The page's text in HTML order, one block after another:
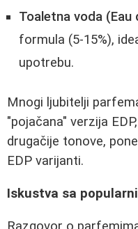
Toaletna voda (Eau
formula (5-15%),
upotrebu.
Mnogi ljubitelji
"pojačana" verzija
drugačije tonove,
EDP varijanti.
Iskustva sa